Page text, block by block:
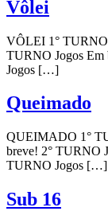
Vôlei
VÔLEI 1° TURNO
TURNO Jogos Em
Jogos […]
Queimado
QUEIMADO 1°
breve! 2° TURNO
TURNO Jogos […]
Sub 16